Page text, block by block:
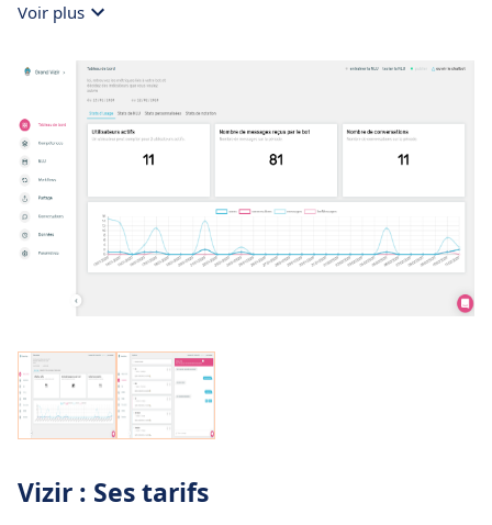
Voir plus
Vizir : Ses tarifs